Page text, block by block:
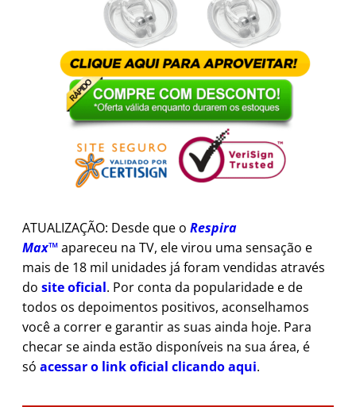
ATUALIZAÇÃO: Desde que o Respira
Max™apareceu na TV, ele virou uma sensação e
mais de 18 mil unidades já foram vendidas através
do site oficial. Por conta da popularidade e de
todos os depoimentos positivos, aconselhamos
você a correr e garantir as suas ainda hoje. Para
checar se ainda estão disponíveis na sua área, é
só acessar o link oficial clicando aqui.